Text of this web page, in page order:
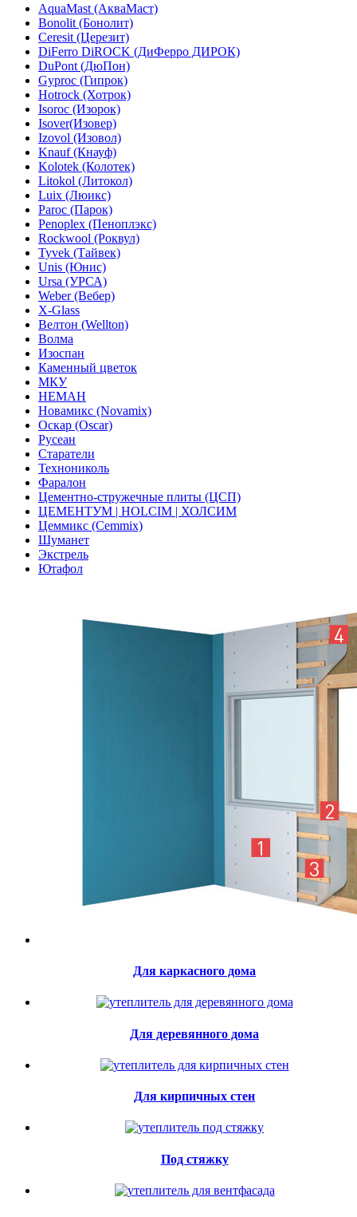
AquaMast (АкваМаст)
Bonolit (Бонолит)
Ceresit (Церезит)
DiFerro DiROCK (ДиФерро ДИРОК)
DuPont (ДюПон)
Gyproc (Гипрок)
Hotrock (Хотрок)
Isoroc (Изорок)
Isover(Изовер)
Izovol (Изовол)
Knauf (Кнауф)
Kolotek (Колотек)
Litokol (Литокол)
Luix (Люикс)
Paroc (Парок)
Penoplex (Пеноплэкс)
Rockwool (Роквул)
Tyvek (Тайвек)
Unis (Юнис)
Ursa (УРСА)
Weber (Вебер)
X-Glass
Велтон (Wellton)
Волма
Изоспан
Каменный цветок
МКУ
НЕМАН
Новамикс (Novamix)
Оскар (Oscar)
Русеан
Старатели
Технониколь
Фаралон
Цементно-стружечные плиты (ЦСП)
ЦЕМЕНТУМ | HOLCIM | ХОЛСИМ
Цеммикс (Cemmix)
Шуманет
Экстрель
Ютафол
Для каркасного дома
Для деревянного дома
Для кирпичных стен
Под стяжку